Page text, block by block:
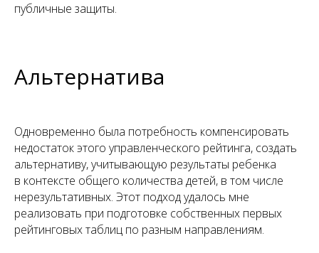
публичные защиты.
Альтернатива
Одновременно была потребность компенсировать
недостаток этого управленческого рейтинга, создать
альтернативу, учитывающую результаты ребенка
в контексте общего количества детей, в том числе
нерезультативных. Этот подход удалось мне
реализовать при подготовке собственных первых
рейтинговых таблиц по разным направлениям.